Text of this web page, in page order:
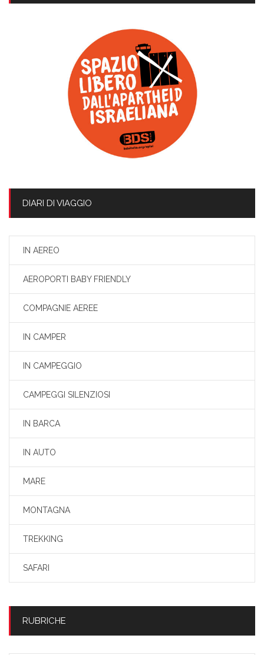
DIARI DI VIAGGIO
IN AEREO
AEROPORTI BABY FRIENDLY
COMPAGNIE AEREE
IN CAMPER
IN CAMPEGGIO
CAMPEGGI SILENZIOSI
IN BARCA
IN AUTO
MARE
MONTAGNA
TREKKING
SAFARI
RUBRICHE